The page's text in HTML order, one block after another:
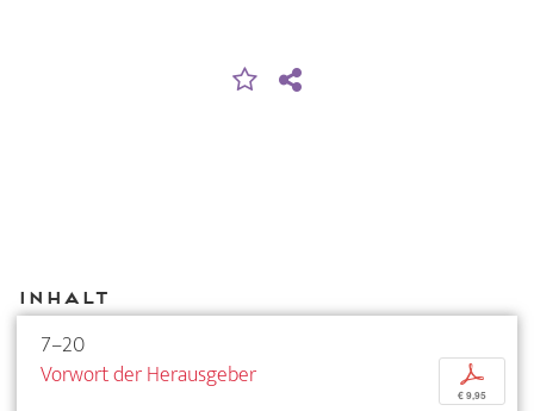
Inhalt
7–20
Vorwort der Herausgeber
p
€ 9,95